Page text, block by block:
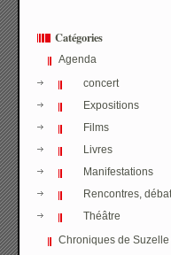
Catégories
Agenda
concert
Expositions
Films
Livres
Manifestations
Rencontres,
Théâtre
Chroniques de Suzelle